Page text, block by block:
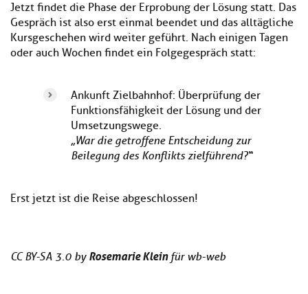
Jetzt findet die Phase der Erprobung der Lösung statt. Das
Gespräch ist also erst einmal beendet und das alltägliche
Kursgeschehen wird weiter geführt. Nach einigen Tagen
oder auch Wochen findet ein Folgegespräch statt:
Ankunft Zielbahnhof: Überprüfung der
Funktionsfähigkeit der Lösung und der
Umsetzungswege.
„War die getroffene Entscheidung zur
Beilegung des Konflikts zielführend?“
Erst jetzt ist die Reise abgeschlossen!
CC BY-SA 3.0 by Rosemarie Kleinfür wb-web